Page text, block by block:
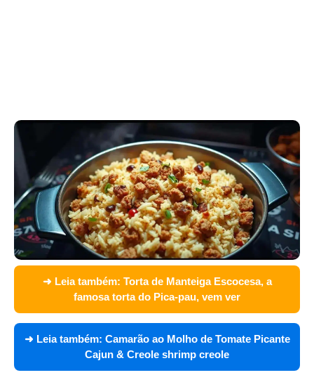
➜ Leia também: Torta de Manteiga Escocesa, a
famosa torta do Pica-pau, vem ver
➜ Leia também: Camarão ao Molho de Tomate Picante
Cajun & Creole shrimp creole